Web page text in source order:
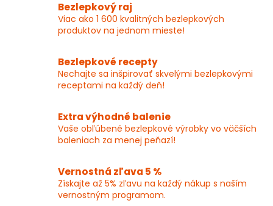
á
d
a
i
e
p
r
k
y
v
i
s
u
Bezlepkový raj
Viac ako 1 600 kvalitných bezlepkových
produktov na jednom mieste!
Bezlepkové recepty
Nechajte sa inšpirovať skvelými bezlepkovými
receptami na každý deň!
Extra výhodné balenie
Vaše obľúbené bezlepkové výrobky vo väčších
baleniach za menej peňazí!
Vernostná zľava 5 %
Získajte až 5% zľavu na každý nákup s naším
vernostným programom.